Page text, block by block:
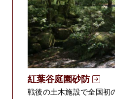
紅葉谷庭園砂防
戦後の土木施設で全国初